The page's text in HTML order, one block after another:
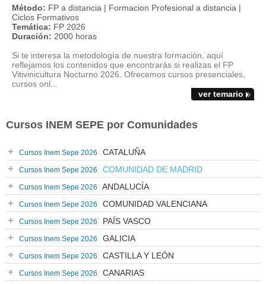
Método: FP a distancia | Formacion Profesional a distancia |
Ciclos Formativos
Temática: FP 2026
Duración: 2000 horas
Si te interesa la metodología de nuestra formación, aquí
reflejamos los contenidos que encontrarás si realizas el FP
Vitivinicultura Nocturno 2026. Ofrecemos cursos presenciales,
cursos onl...
ver temario
Cursos INEM SEPE por Comunidades
Cursos Inem Sepe 2026 CATALUÑA
Cursos Inem Sepe 2026 COMUNIDAD DE MADRID
Cursos Inem Sepe 2026 ANDALUCÍA
Cursos Inem Sepe 2026 COMUNIDAD VALENCIANA
Cursos Inem Sepe 2026 PAÍS VASCO
Cursos Inem Sepe 2026 GALICIA
Cursos Inem Sepe 2026 CASTILLA Y LEÓN
Cursos Inem Sepe 2026 CANARIAS